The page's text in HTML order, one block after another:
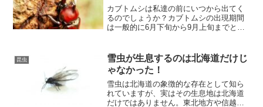
カブトムシは私達の前にいつから出てく
るのでしょうか？カブトムシの出現期間
は一般的に6月下旬から9月上旬までと言
昆虫
雪虫が生息するのは北海道だけじ
ゃなかった！
雪虫は北海道の象徴的な存在として知ら
れていますが、実はその生息地は北海道
だけではありません。東北地方や信越地